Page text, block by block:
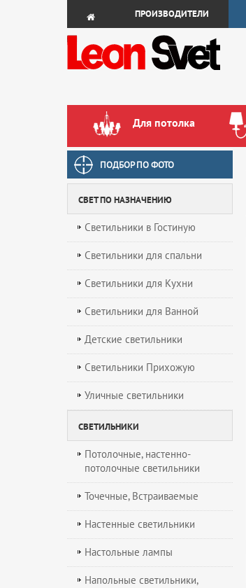
ПРОИЗВОДИТЕЛИ
Для потолка
ПОДБОР ПО ФОТО
СВЕТ ПО НАЗНАЧЕНИЮ
Светильники в Гостиную
Светильники для спальни
Светильники для Кухни
Светильники для Ванной
Детские светильники
Светильники Прихожую
Уличные светильники
СВЕТИЛЬНИКИ
Потолочные, настенно-
потолочные светильники
Точечные, Встраиваемые
Настенные светильники
Настольные лампы
Напольные светильники,